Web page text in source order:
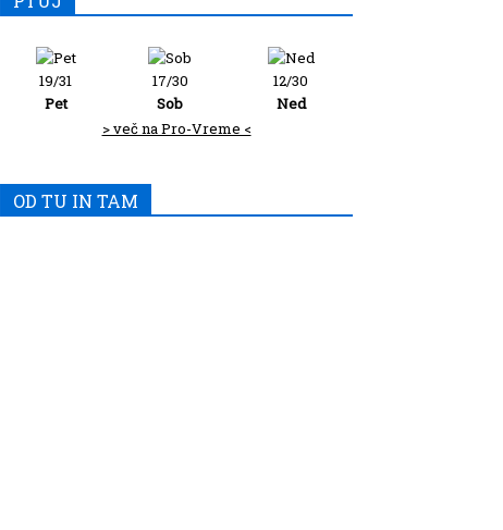
19/31
Pet
17/30
Sob
12/30
Ned
> več na Pro-Vreme <
OD TU IN TAM